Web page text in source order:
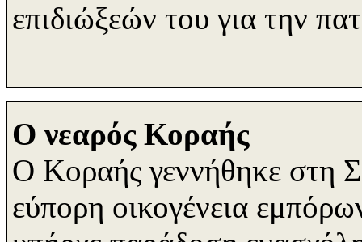
επιδιώξεών του για την
Ο νεαρός Κοραής
Ο Κοραής γεννήθηκε στη
εύπορη οικογένεια